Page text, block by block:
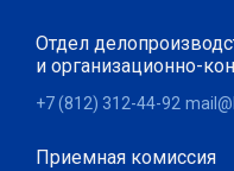
Отдел
и организационно-
+7 (812) 312-44-92
Приемная комиссия